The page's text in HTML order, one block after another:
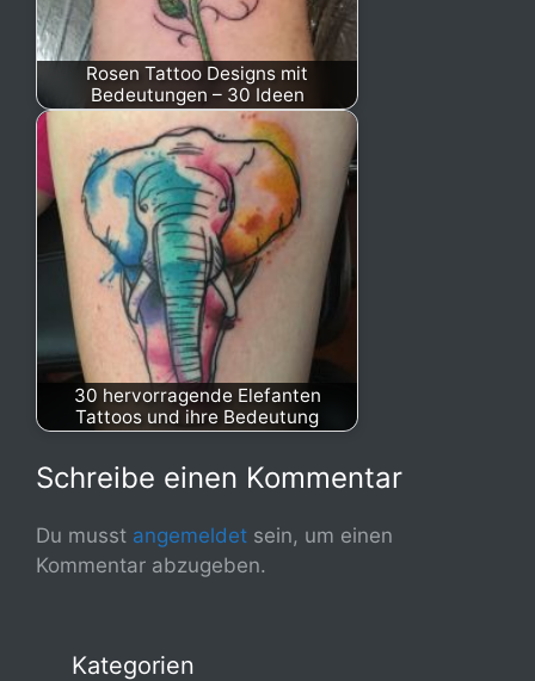
Rosen Tattoo Designs mit
Bedeutungen – 30 Ideen
30 hervorragende Elefanten
Tattoos und ihre Bedeutung
Schreibe einen Kommentar
Du musst angemeldet sein, um einen
Kommentar abzugeben.
Kategorien